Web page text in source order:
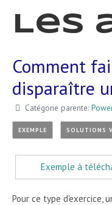
Les
Comment
disparaître
Catégorie parente:
EXEMPLE SOLUTIONS
Exemple à
Pour ce type d'exercice,